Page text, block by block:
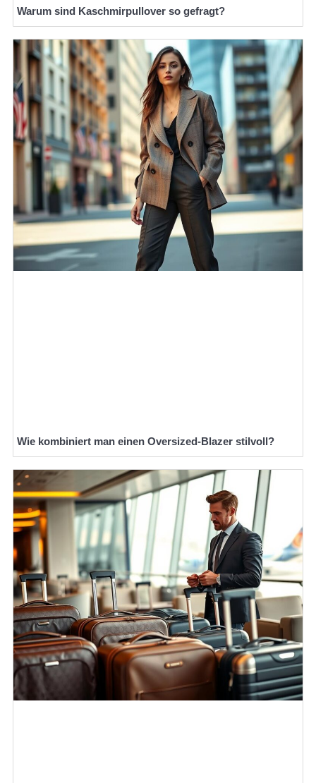
Warum sind Kaschmirpullover so gefragt?
Wie kombiniert man einen Oversized-Blazer stilvoll?